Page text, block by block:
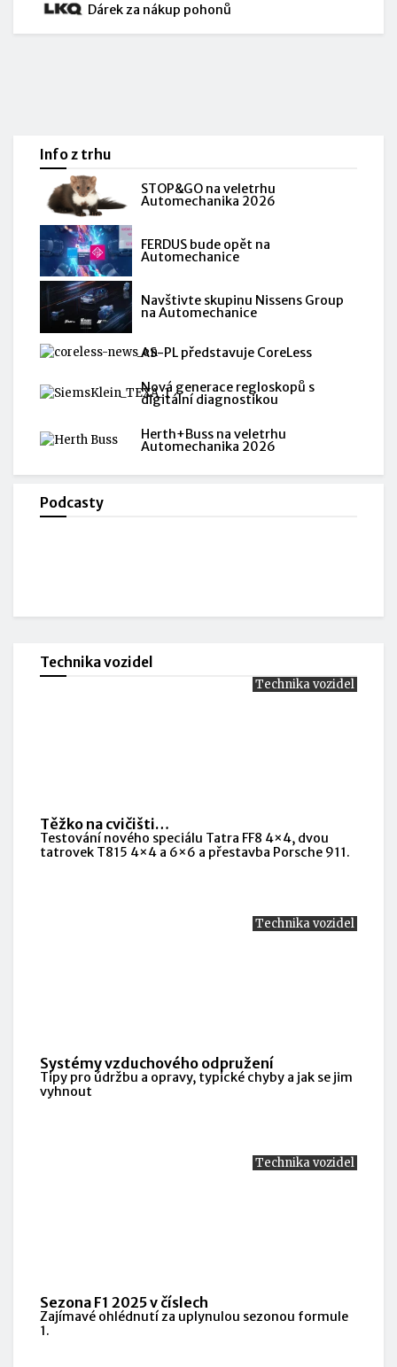
Dárek za nákup pohonů
Info z trhu
STOP&GO na veletrhu
Automechanika 2026
FERDUS bude opět na
Automechanice
Navštivte skupinu Nissens Group
na Automechanice
AS-PL představuje CoreLess
Nová generace regloskopů s
digitální diagnostikou
Herth+Buss na veletrhu
Automechanika 2026
Podcasty
Technika vozidel
Technika vozidel
Těžko na cvičišti…
Testování nového speciálu Tatra FF8 4×4, dvou
tatrovek T815 4×4 a 6×6 a přestavba Porsche 911.
Technika vozidel
Systémy vzduchového odpružení
Tipy pro údržbu a opravy, typické chyby a jak se jim
vyhnout
Technika vozidel
Sezona F1 2025 v číslech
Zajímavé ohlédnutí za uplynulou sezonou formule
1.